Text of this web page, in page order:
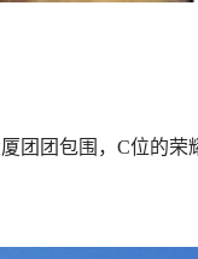
厦团团包围，C位的